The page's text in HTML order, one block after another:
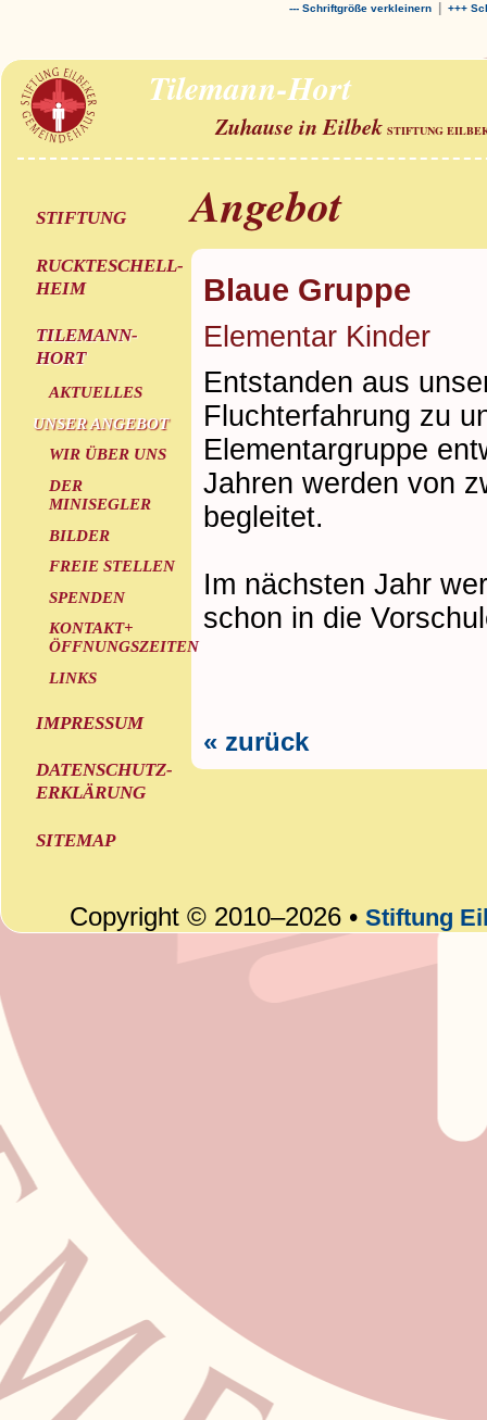
--- Schriftgröße verkleinern | +++
Tilemann-Hort
Zuhause in Eilbek STIFTUNG
STIFTUNG
RUCKTESCHELL-
HEIM
TILEMANN-
HORT
AKTUELLES
UNSER ANGEBOT
WIR ÜBER UNS
DER
MINISEGLER
BILDER
FREIE STELLEN
SPENDEN
KONTAKT+
ÖFFNUNGSZEITEN
LINKS
IMPRESSUM
DATENSCHUTZ-
ERKLÄRUNG
SITEMAP
Angebot
Blaue Gruppe
Elementar Kinder
Entstanden aus
Fluchterfahrung zu
Elementargruppe
Jahren werden von
begleitet.
Im nächsten Jahr
schon in die
« zurück
Copyright © 2010–2026 •Stiftung